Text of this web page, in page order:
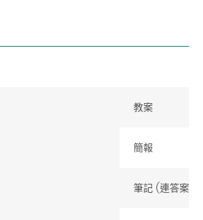
教案
簡報
筆記 (連答案)